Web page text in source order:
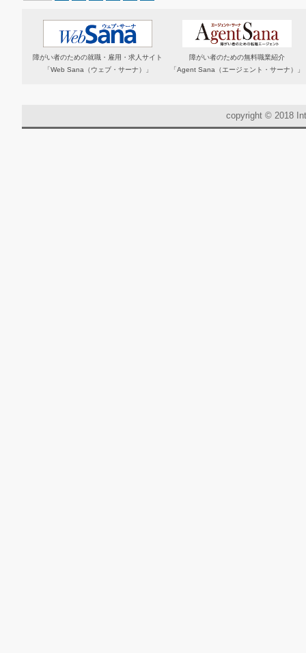
障がい者のための就職・雇用・求人サイト
「Web Sana（ウェブ・サーナ）」
障がい者のための無料職業紹介
「Agent Sana（エージェント・サーナ）」
copyright © 2018